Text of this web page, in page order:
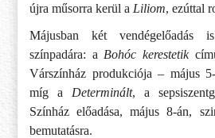
újra műsorra kerül a Liliom, ezúttal
Májusban két vendégelőadás
színpadára: a Bohóc kerestetik
Várszínház produkciója – május
míg a Determinált, a
Színház előadása, május 8-án,
bemutatásra.